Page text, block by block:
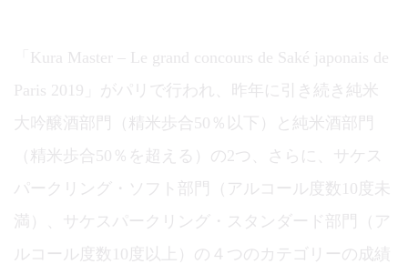
「Kura Master – Le grand concours de Saké japonais de
Paris 2019」がパリで行われ、昨年に引き続き純米
大吟醸酒部門（精米歩合50％以下）と純米酒部門
（精米歩合50％を超える）の2つ、さらに、サケス
パークリング・ソフト部門（アルコール度数10度未
満）、サケスパークリング・スタンダード部門（ア
ルコール度数10度以上）の４つのカテゴリーの成績